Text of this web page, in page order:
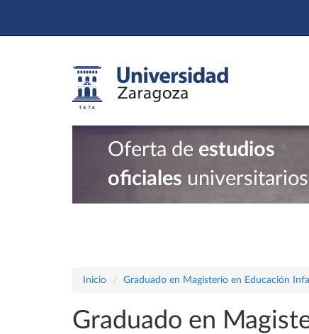
Oferta de estudios
oficiales universitarios
Inicio Graduado en Magisterio en Educación
Graduado en